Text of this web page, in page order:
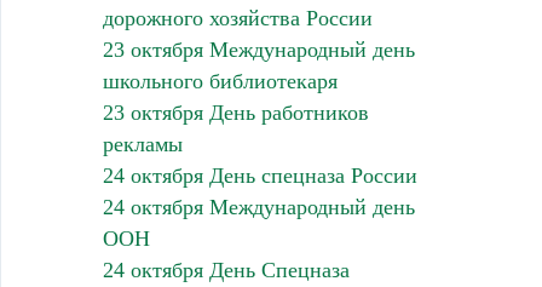
дорожного хозяйства России
23 октября Международный день
школьного библиотекаря
23 октября День работников
рекламы
24 октября День спецназа России
24 октября Международный день
ООН
24 октября День Спецназа